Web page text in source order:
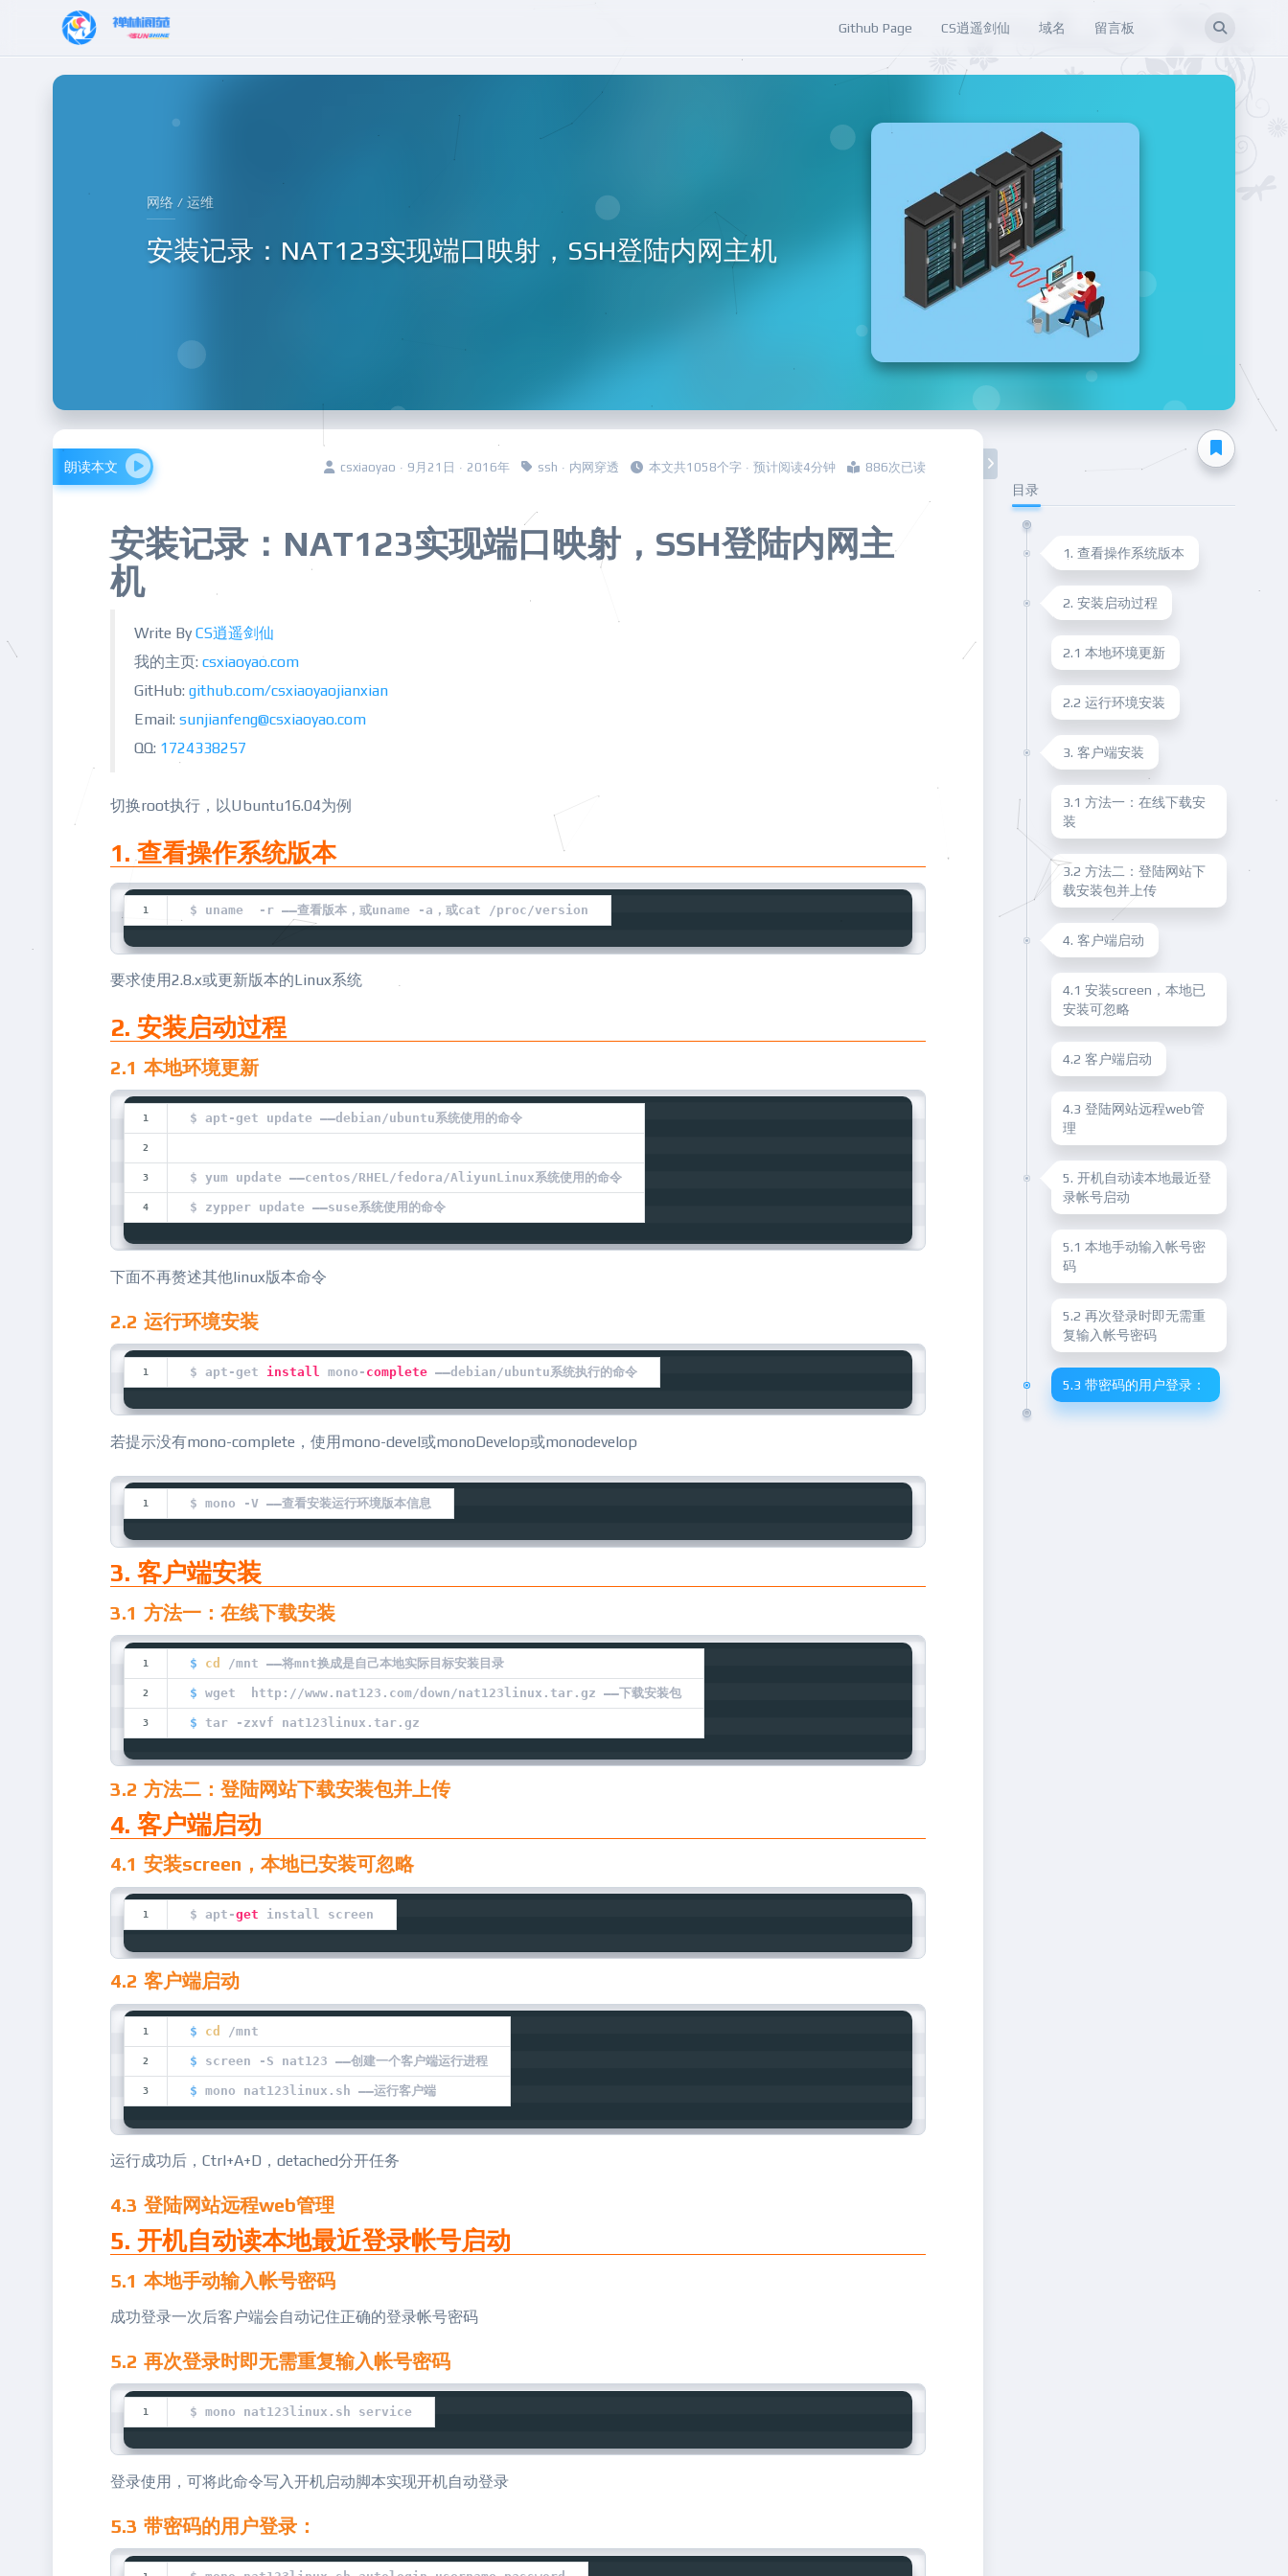
Github Page CS逍遥剑仙 域名 留言板
网络 / 运维
安装记录：NAT123实现端口映射，SSH登陆内网主机
csxiaoyao · 9月21日 · 2016年 ssh · 内网穿透 本文共1058个字 · 预计阅读4分钟 886次已读
朗读本文
安装记录：NAT123实现端口映射，SSH登陆内网主
机
Write By CS逍遥剑仙
我的主页: csxiaoyao.com
GitHub: github.com/csxiaoyaojianxian
Email: sunjianfeng@csxiaoyao.com
QQ: 1724338257
切换root执行，以Ubuntu16.04为例
1. 查看操作系统版本
$ uname  -r ——查看版本，或uname -a，或cat /proc/version
要求使用2.8.x或更新版本的Linux系统
2. 安装启动过程
2.1 本地环境更新
$ apt-get update ——debian/ubuntu系统使用的命令
$ yum update ——centos/RHEL/fedora/AliyunLinux系统使用的命令
$ zypper update ——suse系统使用的命令
下面不再赘述其他linux版本命令
2.2 运行环境安装
$ apt-get install mono- complete ——debian/ubuntu系统执行的命令
若提示没有mono-complete，使用mono-devel或monoDevelop或monodevelop
$ mono -V ——查看安装运行环境版本信息
3. 客户端安装
3.1 方法一：在线下载安装
$ cd /mnt ——将mnt换成是自己本地实际目标安装目录
$ wget  http://www.nat123.com/down/nat123linux.tar.gz ——下载安装包
$ tar -zxvf nat123linux.tar.gz
3.2 方法二：登陆网站下载安装包并上传
4. 客户端启动
4.1 安装screen，本地已安装可忽略
$ apt-get install screen
4.2 客户端启动
$ cd /mnt
$ screen -S nat123 ——创建一个客户端运行进程
$ mono nat123linux.sh ——运行客户端
运行成功后，Ctrl+A+D，detached分开任务
4.3 登陆网站远程web管理
5. 开机自动读本地最近登录帐号启动
5.1 本地手动输入帐号密码
成功登录一次后客户端会自动记住正确的登录帐号密码
5.2 再次登录时即无需重复输入帐号密码
$ mono nat123linux.sh service
登录使用，可将此命令写入开机启动脚本实现开机自动登录
5.3 带密码的用户登录：
目录
1. 查看操作系统版本
2. 安装启动过程
2.1 本地环境更新
2.2 运行环境安装
3. 客户端安装
3.1 方法一：在线下载安
装
3.2 方法二：登陆网站下
载安装包并上传
4. 客户端启动
4.1 安装screen，本地已
安装可忽略
4.2 客户端启动
4.3 登陆网站远程web管
理
5. 开机自动读本地最近登
录帐号启动
5.1 本地手动输入帐号密
码
5.2 再次登录时即无需重
复输入帐号密码
5.3 带密码的用户登录：